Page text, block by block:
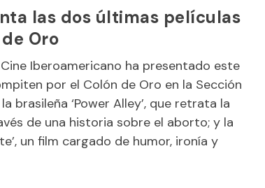
las dos últimas películas
Oro
Iberoamericano ha presentado este
por el Colón de Oro en la Sección
la brasileña ‘Power Alley’, que retrata la
de una historia sobre el aborto; y la
un film cargado de humor, ironía y